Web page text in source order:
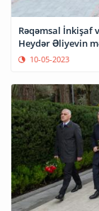
Rəqəmsal
Heydər Əliyevin
10-05-2023